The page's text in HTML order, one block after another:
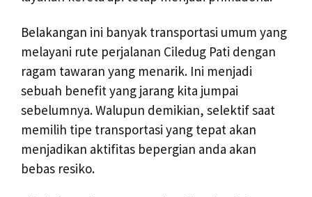
Belakangan ini banyak transportasi umum yang
melayani rute perjalanan Ciledug Pati dengan
ragam tawaran yang menarik. Ini menjadi
sebuah benefit yang jarang kita jumpai
sebelumnya. Walupun demikian, selektif saat
memilih tipe transportasi yang tepat akan
menjadikan aktifitas bepergian anda akan
bebas resiko.